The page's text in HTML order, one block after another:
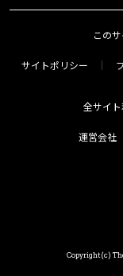
この
サイトポリシー
全サイ
運営会社
Copyright(c)